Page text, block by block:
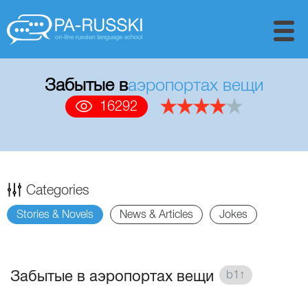
Забытые ваэропортах вещи
16292
Categories
Stories & Novels News & Articles Jokes
Забытые в аэропортах вещи b1↑